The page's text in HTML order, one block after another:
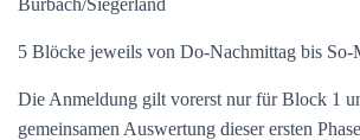
Burbach/Siegerland
5 Blöcke jeweils von Do-Nachmittag bis So-
Die Anmeldung gilt vorerst nur für Block 1
gemeinsamen Auswertung dieser ersten